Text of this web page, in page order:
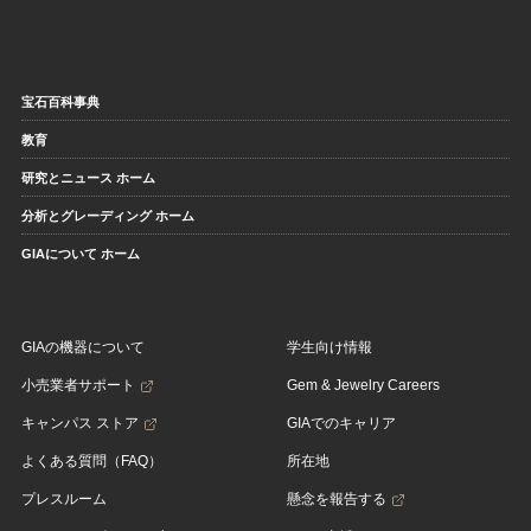
宝石百科事典
教育
研究とニュース ホーム
分析とグレーディング ホーム
GIAについて ホーム
GIAの機器について
小売業者サポート
キャンパス ストア
よくある質問（FAQ）
プレスルーム
学生向け情報
Gem & Jewelry Careers
GIAでのキャリア
所在地
懸念を報告する